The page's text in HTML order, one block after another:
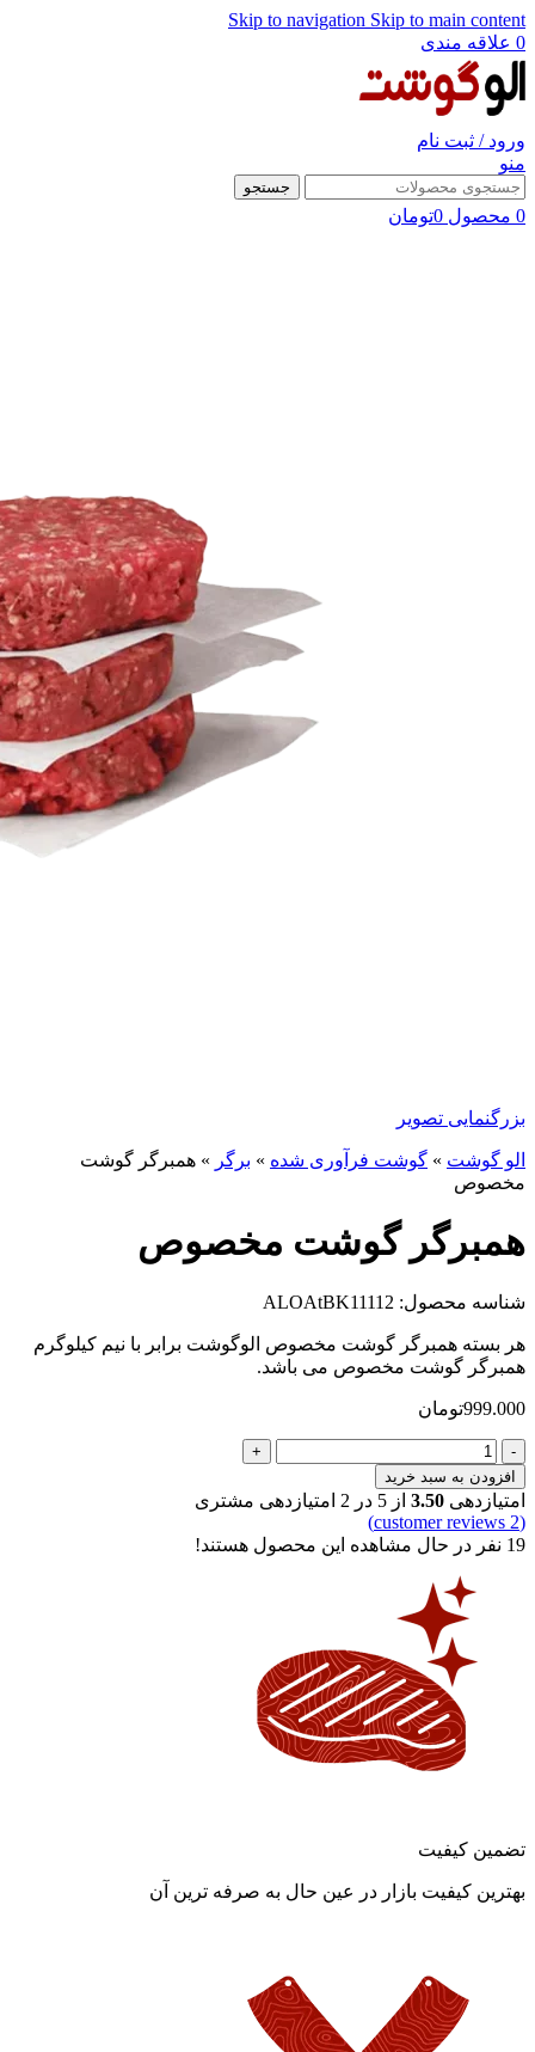
Skip to navigation Skip to main content
0 علاقه مندی
ورود / ثبت نام
منو
جستجو
0 محصول 0تومان
بزرگنمایی تصویر
الو گوشت » گوشت فرآوری شده » برگر » همبرگر گوشت
مخصوص
همبرگر گوشت مخصوص
شناسه محصول: ALOAtBK11112
هر بسته همبرگر گوشت مخصوص الوگوشت برابر با نیم کیلوگرم
همبرگر گوشت مخصوص می باشد.
999.000تومان
همبرگر
گوشت
مخصوص
عدد
افزودن به سبد خرید
امتیازدهی 3.50 از 5 در 2 امتیازدهی مشتری
(
2
19 نفر در حال مشاهده این محصول هستند!
تضمین کیفیت
بهترین کیفیت بازار در عین حال به صرفه ترین آن